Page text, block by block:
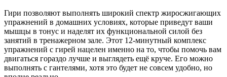
Гири позволяют выполнять широкий спектр жиросжигающих
упражнений в домашних условиях, которые приведут ваши
мышцы в тонус и наделят их функциональной силой без
занятий в тренажерном зале. Этот 12-минутный комплекс
упражнений с гирей нацелен именно на то, чтобы помочь вам
двигаться гораздо лучше и выглядеть ещё круче. Его можно
выполнять с гантелями, хотя это будет не совсем удобно, но